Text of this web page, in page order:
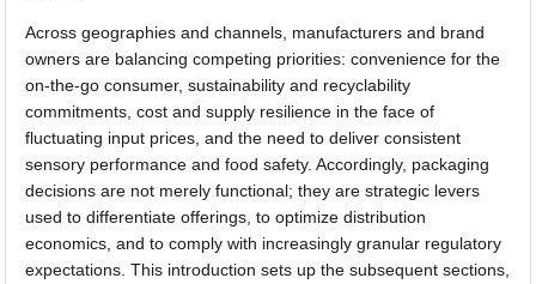
Across geographies and channels, manufacturers and brand
owners are balancing competing priorities: convenience for the
on-the-go consumer, sustainability and recyclability
commitments, cost and supply resilience in the face of
fluctuating input prices, and the need to deliver consistent
sensory performance and food safety. Accordingly, packaging
decisions are not merely functional; they are strategic levers
used to differentiate offerings, to optimize distribution
economics, and to comply with increasingly granular regulatory
expectations. This introduction sets up the subsequent sections,